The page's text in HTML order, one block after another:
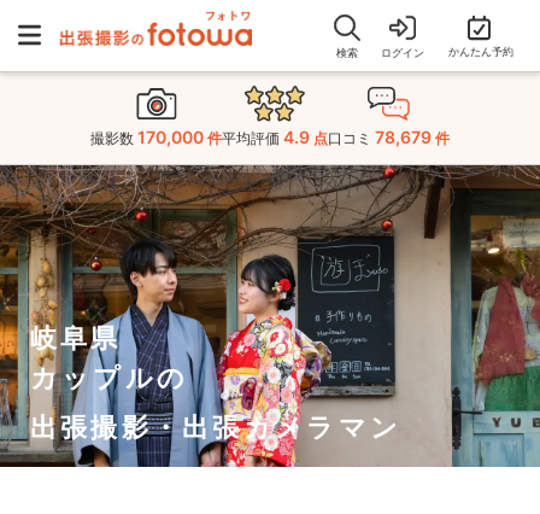
検索 ログイン かんたん予約
撮影数 170,000 件平均評価 4.9 点口コミ 78,679 件
岐阜県
カップルの
出張撮影・出張カメラマン